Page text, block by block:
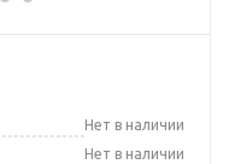
Нет в наличии
Нет в наличии